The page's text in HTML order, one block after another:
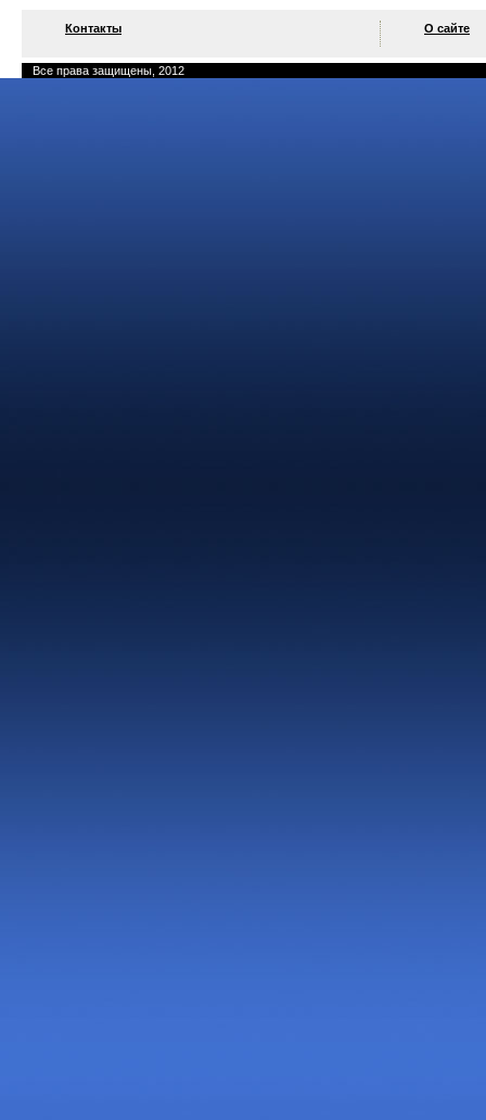
Контакты О сайте
Все права защищены, 2012